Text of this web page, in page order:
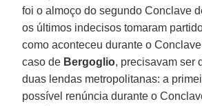
foi o almoço do segundo Conclave
os últimos indecisos tomaram
como aconteceu durante o
caso de Bergoglio, precisavam ser
duas lendas metropolitanas: a
possível renúncia durante o